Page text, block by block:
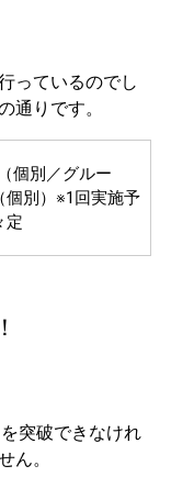
っているのでし
通りです。
個別／グルー
別）※1回実施予
定
突破できなけれ
ん。